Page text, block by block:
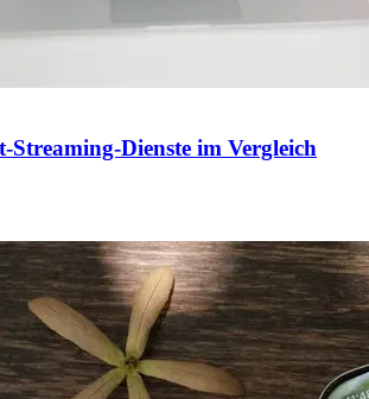
Streaming-Dienste im Vergleich